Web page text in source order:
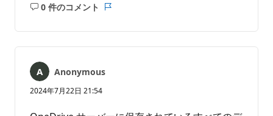
0 件のコメント
コ
ト
あ
り
ト
Anonymous
2024年7月22日 21:54